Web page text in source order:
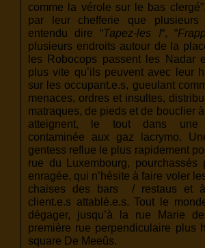
comme la vérole sur le bas
par leur chefferie que plusieurs
entendu dire “Tapez-les !“, “
plusieurs endroits autour de la
les Robocops passent les Nadar
plus vite qu’ils peuvent avec leur
sur les occupant.e.s, gueulant
menaces, ordres et insultes,
matraques, de pieds et de bouclier à
atteignent, le tout dans une
contaminée aux gaz lacrymo.
gentess reflue le plus rapidement
rue du Luxembourg, pourchassés
enragée, qui n’hésite à faire voler
chaises des bars / restaus et
client.e.s attablé.e.s. Tout le
dégager, jusqu’à la rue Marie
première rue perpendiculaire plus
square De Meeûs.